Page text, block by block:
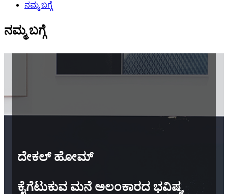
ನಮ್ಮ ಬಗ್ಗೆ
ನಮ್ಮ ಬಗ್ಗೆ
ದೇಕಲ್ ಹೋಮ್
ಕೈಗೆಟುಕುವ ಮನೆ ಅಲಂಕಾರದ ಭವಿಷ್ಯ